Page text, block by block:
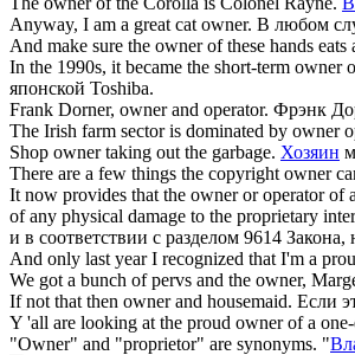
Anyway, I am a great cat owner. В любом
And make sure the ownerof these hands eats
In the 1990s, it became the short-term owner
японской Toshiba.
Frank Dorner, ownerand operator. Фрэнк
The Irish farm sector is dominated by owner
Shop ownertaking out the garbage. Хозяин
There are a few things the copyright owner
It now provides that the owneror operator of
of any physical damage to the proprietary
и в соответствии с разделом 9614
And only last year I recognized that I'm a
We got a bunch of pervs and the owner,
If not that then ownerand housemaid. Если
Y 'all are looking at the proud ownerof a
"Owner" and "proprietor" are synonyms. "